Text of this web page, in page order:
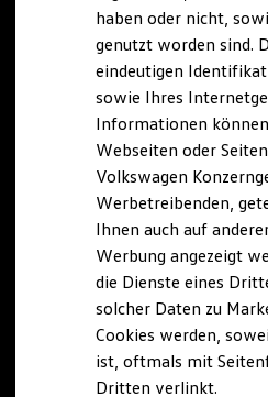
R-Modelle
R Experience
Driving Experience
Volkswagen entdecken
Werkbesichtigung
Lifestyle Shop
T-Roc Kollektion
Golf Kollektion
ID. Kollektion
Volkswagen
R-Kollektion
GTI Kollektion
Fußball Drop
we drive football
#wedriveproud
Besitzer und Service
Software Updates
Service und Ersatzteile
haben oder nicht,
genutzt worden sind.
eindeutigen
sowie Ihres
Informationen
Webseiten oder
Volkswagen
Werbetreibenden,
Ihnen auch auf
Werbung angezeigt
die Dienste eines
solcher Daten zu
Cookies werden,
ist, oftmals mit
Dritten verlinkt.